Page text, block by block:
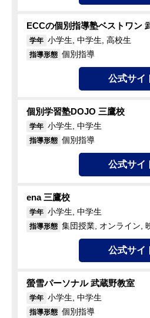
ECCの個別指導塾ベストワン
学年 小学生, 中学生, 高校生
指導形態 個別指導
公式サイ
個別学習塾DOJO 三鷹校
学年 小学生, 中学生
指導形態 個別指導
公式サイ
ena 三鷹校
学年 小学生, 中学生
指導形態 集団授業, オンライン,
公式サイ
螢雪パーソナル 武蔵野教室
学年 小学生, 中学生
指導形態 個別指導